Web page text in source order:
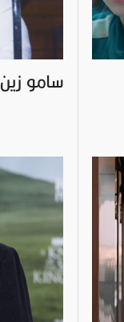
سامو زين